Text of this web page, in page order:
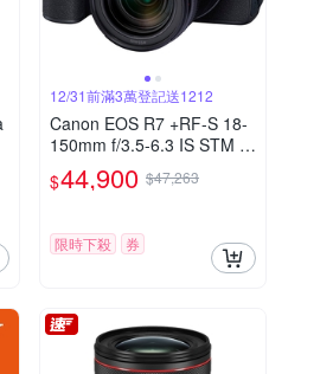
12/31前滿3萬登記送1212
Canon EOS R7 +RF-S 18-
150mm f/3.5-6.3 IS STM 公
司貨
$44,900 $47,263
限時下殺 券